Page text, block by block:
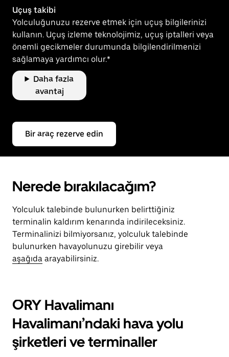
Uçuş takibi
Yolculuğunuzu rezerve etmek için uçuş bilgilerinizi
kullanın. Uçuş izleme teknolojimiz, uçuş iptalleri veya
önemli gecikmeler durumunda bilgilendirilmenizi
sağlamaya yardımcı olur.*
Daha fazla
avantaj
Bir araç rezerve edin
Nerede bırakılacağım?
Yolculuk talebinde bulunurken belirttiğiniz
terminalin kaldırım kenarında indirileceksiniz.
Terminalinizi bilmiyorsanız, yolculuk talebinde
bulunurken havayolunuzu girebilir veya
aşağıda arayabilirsiniz.
ORY Havalimanı
Havalimanı’ndaki hava yolu
şirketleri ve terminaller